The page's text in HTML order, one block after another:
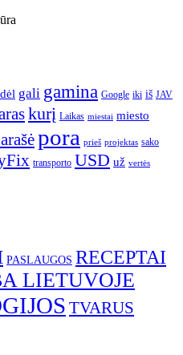
dėl gali gamina Google iki iš JAV
kurį Laikas miestai miesto
pora prieš projektas sako
transporto USD už vertės
PASLAUGOS RECEPTAI
LIETUVOJE
TVARUS